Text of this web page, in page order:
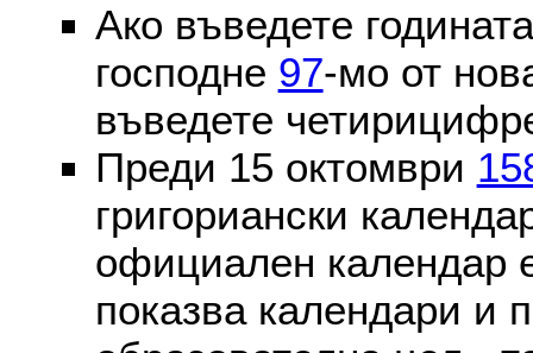
Ако въведете
господне 97-мо от
въведете
Преди 15 октомври
григориански
официален календар
показва календари и